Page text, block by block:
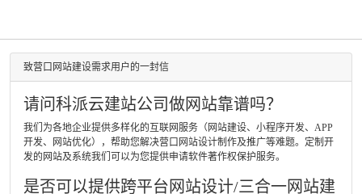
致营口网站建设需求用户的一封信
请问科派云建站公司做网站靠谱吗？
我们为各地企业提供多样化的互联网服务（网站建设、小程序开发、APP
开发、网站优化），帮助您解决营口网站设计制作及推广等难题。定制开
发的网站及系统我们可以为您提供申请软件著作权保护服务。
是否可以提供跨平台网站设计/三合一网站建